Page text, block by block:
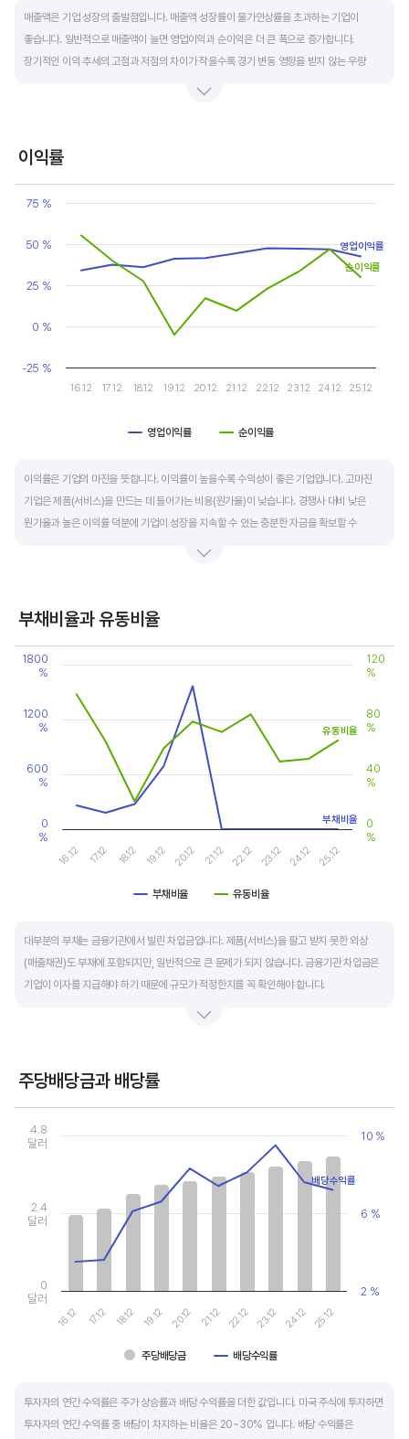
매출액은 기업 성장의 출발점입니다. 매출액 성장률이 물가인상률을 초과하는 기업이
좋습니다. 일반적으로 매출액이 늘면 영업이익과 순이익은 더 큰 폭으로 증가합니다.
장기적인 이익 추세의 고점과 저점의 차이가 작을수록 경기 변동 영향을 받지 않는 우량
매우 클뿐 아니라 수년간 매출액 감소가 이어지기도 합니다. 심할 경우 경기 변동에 따라
출발점이 꾸준한 매출액 증가에서 시작한다는 점을 기억해야 합니다.
이익률
Chart
Line chart with 2 lines.
The chart has 1 X axis displaying categories.
The chart has 1 Y axis displaying values. Data ranges from -5.1
영업이익률 순이익률
16.12 17.12 18.12 19.12 20.12 21.12 22.12 23.12 24.12 25.12
-25 %
0 %
25 %
50 %
75 %
영업이익률
순이익률
이익률은 기업의 마진을 뜻합니다. 이익률이 높을수록 수익성이 좋은 기업입니다. 고마진
기업은 제품(서비스)을 만드는 데 들어가는 비용(원가율)이 낮습니다. 경쟁사 대비 낮은
원가율과 높은 이익률 덕분에 기업이 성장을 지속할 수 있는 충분한 자금을 확보할 수
높은 이익률을 올리고 있다면, 그 기업은 타사 대비 제품(서비스)의 경쟁력이 높은 것으로
부채비율과 유동비율
Chart
Line chart with 2 lines.
View as data table, Chart
The chart has 1 X axis displaying categories.
The chart has 2 Y axes displaying values, and values.
부채비율 유동비율
16.12 17.12 18.12 19.12 20.12 21.12 22.12 23.12 24.12 25.12
0
%
600
%
1200
%
1800
%
0
%
40
%
80
%
120
%
부채비율
유동비율
대부분의 부채는 금융기관에서 빌린 차입금입니다. 제품(서비스)을 팔고 받지 못한 외상
(매출채권)도 부채에 포함되지만, 일반적으로 큰 문제가 되지 않습니다. 금융기관 차입금은
기업이 이자를 지급해야 하기 때문에 규모가 적정한지를 꼭 확인해야 합니다.
비교해서 보는 것이 좋습니다. 그외 이자보상배율과 현금흐름표를 함께 체크하면, 부도
주당배당금과 배당률
Chart
Combination chart with 2 data series.
View as data table, Chart
The chart has 1 X axis displaying categories.
The chart has 2 Y axes displaying values, and values.
주당배당금 배당수익률
16.12 17.12 18.12 19.12 20.12 21.12 22.12 23.12 24.12 25.12
0
달러
2.4
달러
4.8
달러
2 %
6 %
10 %
배당수익률
투자자의 연간 수익률은 주가 상승률과 배당 수익률을 더한 값입니다. 미국 주식에 투자하면
투자자의 연간 수익률 중 배당이 차지하는 비율은 20~30% 입니다. 배당 수익률은